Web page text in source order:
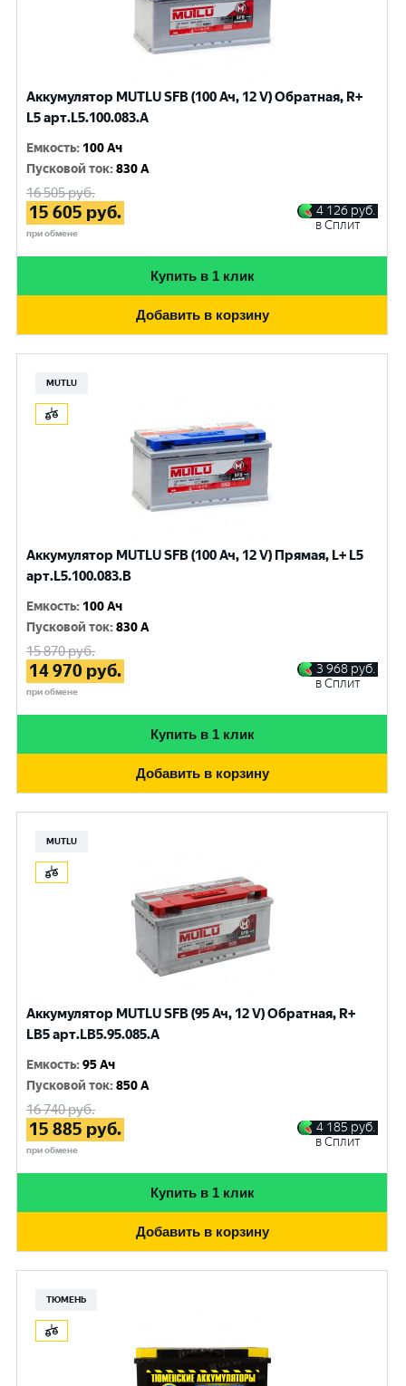
Аккумулятор MUTLU SFB (100 Ач, 12 V) Обратная, R+
L5 арт.L5.100.083.A
Емкость: 100 Ач
Пусковой ток:830 A
16 505руб.
15 605 руб.
при обмене
4 126 руб.
в Сплит
Купить в 1 клик
Добавить в корзину
MUTLU
Аккумулятор MUTLU SFB (100 Ач, 12 V) Прямая, L+ L5
арт.L5.100.083.B
Емкость: 100 Ач
Пусковой ток:830 A
15 870руб.
14 970 руб.
при обмене
3 968 руб.
в Сплит
Купить в 1 клик
Добавить в корзину
MUTLU
Аккумулятор MUTLU SFB (95 Ач, 12 V) Обратная, R+
LB5 арт.LВ5.95.085.A
Емкость:95 Ач
Пусковой ток:850 A
16 740руб.
15 885 руб.
при обмене
4 185 руб.
в Сплит
Купить в 1 клик
Добавить в корзину
ТЮМЕНЬ